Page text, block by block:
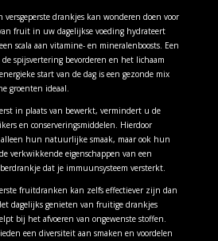
versgeperste drankjes kan wonderen doen voor
fruit in uw dagelijkse voeding hydrateert
scala aan vitamine- en mineralenboosts. Een
spijsvertering bevorderen en het lichaam
start van de dag is een gezonde mix
groenten ideaal.
in plaats van bewerkt, vermindert u de
en conserveringsmiddelen. Hierdoor
hun natuurlijke smaak, maar ook hun
verkwikkende eigenschappen van een
dat je immuunsysteem versterkt.
fruitdranken kan zelfs effectiever zijn dan
dagelijks genieten van fruitige drankjes
bij het afvoeren van ongewenste stoffen.
een diversiteit aan smaken en voordelen